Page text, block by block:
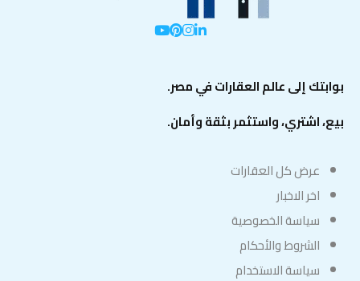
بوابتك إلى عالم العقارات في مصر.
بيع، اشتري، واستثمر بثقة وأمان.
عرض كل العقارات
اخر الاخبار
سياسة الخصوصية
الشروط والأحكام
سياسة الاستخدام